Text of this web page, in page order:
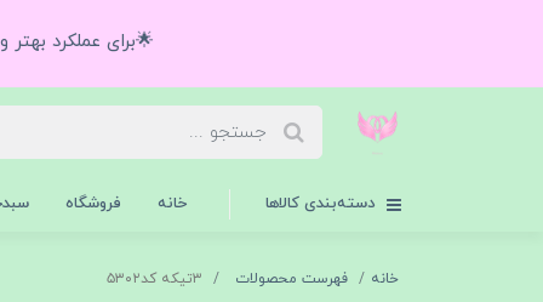
🌟برای عملکرد
دسته‌بندی کالاها خانه فروشگاه
خانه فهرست محصولات ۳تیکه کد۵۳۰۲